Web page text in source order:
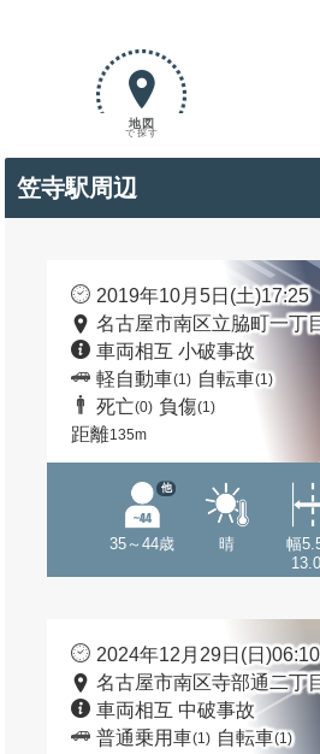
地図
で探す
笠寺駅周辺
2019年10月5日(土)17:25
名古屋市南区立脇町一丁
車両相互 小破事故
軽自動車(1) 自転車(1)
死亡(0) 負傷(1)
距離135m
35～44歳
他
晴
幅
2024年12月29日(日)06:10
名古屋市南区寺部通二丁
車両相互 中破事故
普通乗用車(1) 自転車(1)